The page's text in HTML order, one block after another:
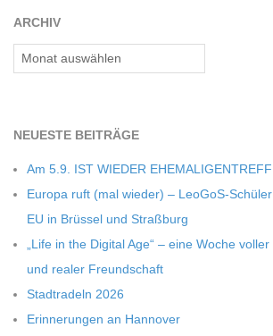
L
D
S
C
H
M
I
ARCHIV
Archiv
NEU­ESTE BEITRÄGE
Am 5.9. IST WIEDER
Europa ruft (mal wie­der) – LeoGoS-
EU in Brüs­sel und Straßburg
„Life in the Digi­tal Age“ – eine Woche
und rea­ler Freundschaft
Stadt­ra­deln 2026
Erin­ne­run­gen an Hannover